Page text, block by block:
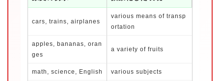
cars, trains, airplanes
various means of transp
ortation
apples, bananas, oran
ges
a variety of fruits
math, science, English various subjects